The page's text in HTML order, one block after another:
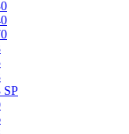
SP